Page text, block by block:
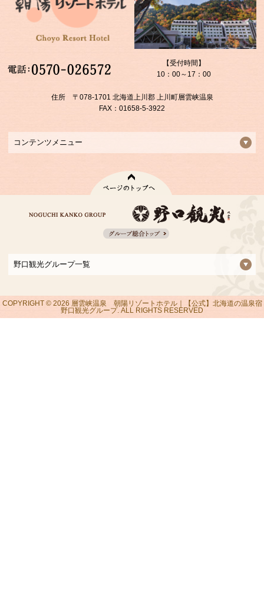
【受付時間】
10：00～17：00
住所 〒078-1701 北海道上川郡 上川町層雲峡温泉
FAX：01658-5-3922
コンテンツメニュー
野口観光グループ一覧
COPYRIGHT © 2026 層雲峡温泉 朝陽リゾートホテル｜【公式】北海道の温泉宿
野口観光グループ. ALL RIGHTS RESERVED